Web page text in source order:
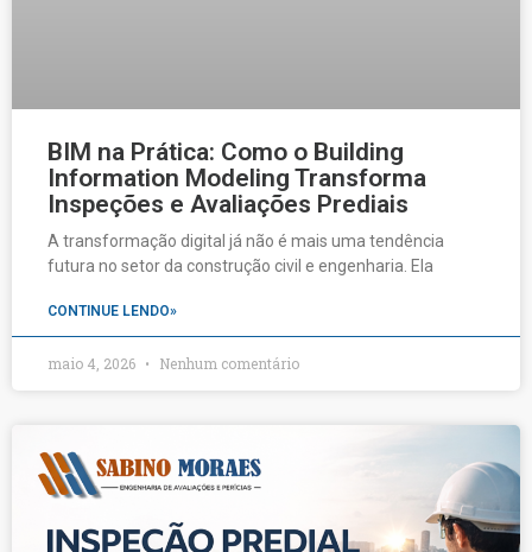
BIM na Prática: Como o Building
Information Modeling Transforma
Inspeções e Avaliações Prediais
A transformação digital já não é mais uma tendência
futura no setor da construção civil e engenharia. Ela
CONTINUE LENDO»
maio 4, 2026 Nenhum comentário